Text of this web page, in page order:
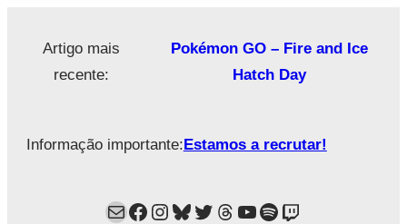
Artigo mais
recente:
Pokémon GO – Fire and Ice
Hatch Day
Informação importante:Estamos a recrutar!
MailFacebook
Instagram
Bluesky
Twitter
Estamos no Threads!
YouTube
Spotify
Twitch